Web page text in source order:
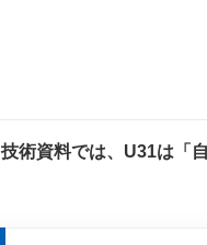
技術資料では、U31は「